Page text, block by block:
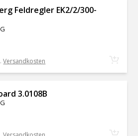
Feldregler EK2/2/300-
Versandkosten
3.0108B